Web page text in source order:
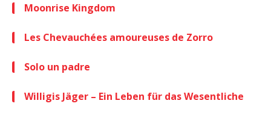
Moonrise Kingdom
Les Chevauchées amoureuses de Zorro
Solo un padre
Willigis Jäger – Ein Leben für das Wesentliche